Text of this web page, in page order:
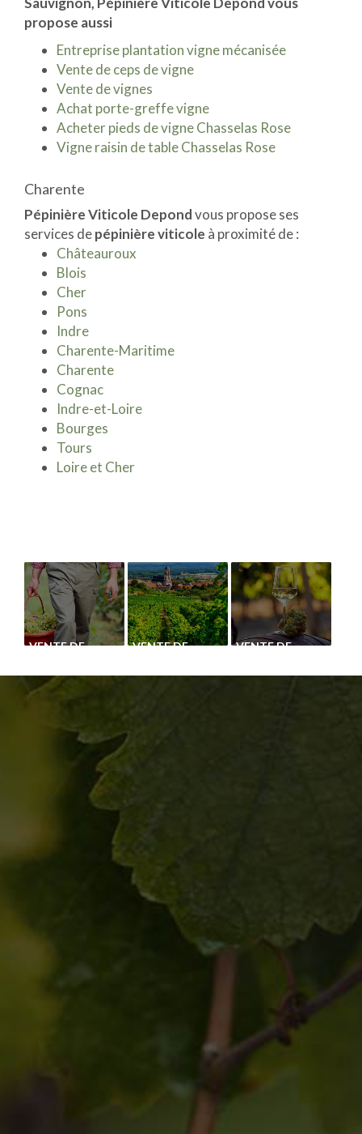
propose aussi
Entreprise plantation vigne mécanisée
Vente de ceps de vigne
Vente de vignes
Achat porte-greffe vigne
Acheter pieds de vigne Chasselas Rose
Vigne raisin de table Chasselas Rose
Charente
Pépinière Viticole Depondvous propose ses
services depépinière viticole à proximité de :
Châteauroux
Blois
Cher
Pons
Indre
Charente-Maritime
Charente
Cognac
Indre-et-Loire
Bourges
Tours
Loire et Cher
VENTE DE
BLANC
VENTE DE
VENTE DE